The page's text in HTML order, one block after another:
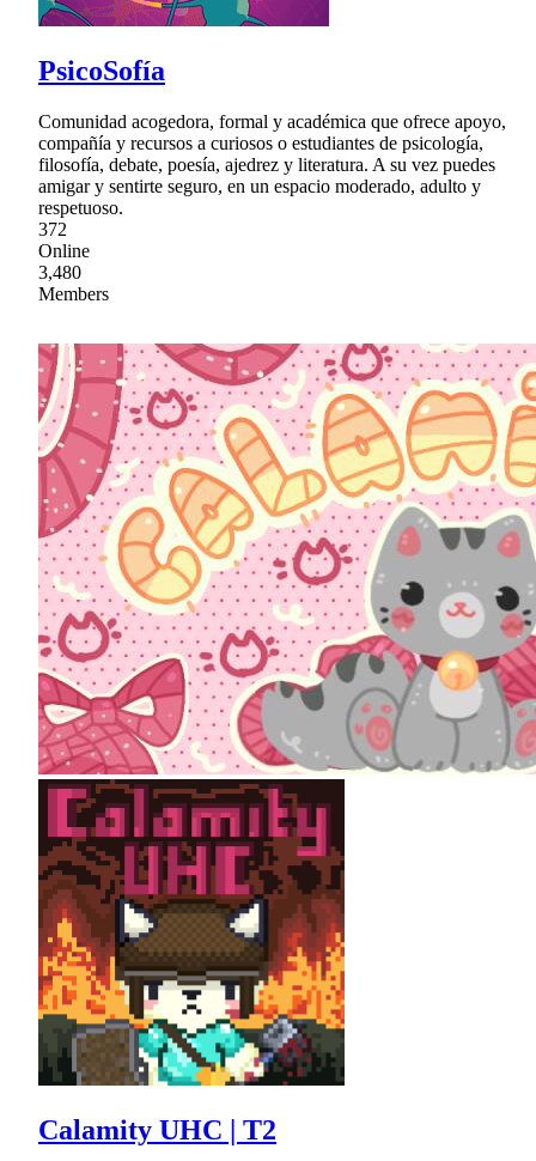
PsicoSofía
Comunidad acogedora, formal y académica que ofrece apoyo,
compañía y recursos a curiosos o estudiantes de psicología,
filosofía, debate, poesía, ajedrez y literatura. A su vez puedes
amigar y sentirte seguro, en un espacio moderado, adulto y
respetuoso.
372
Online
3,480
Members
Calamity UHC | T2